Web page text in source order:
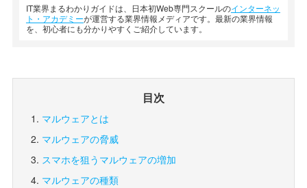
IT業界まるわかりガイドは、日本初Web専門スクールのインターネッ
ト・アカデミーが運営する業界情報メディアです。最新の業界情報
を、初心者にも分かりやすくご紹介しています。
目次
マルウェアとは
マルウェアの脅威
スマホを狙うマルウェアの増加
マルウェアの種類